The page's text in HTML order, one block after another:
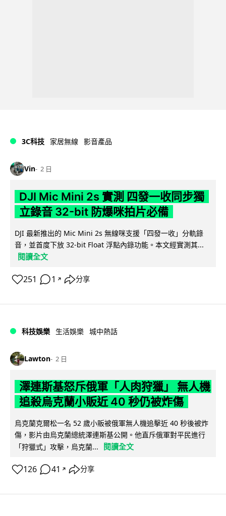
3C科技 家居無線 影音產品
Vin 2 日
DJI Mic Mini 2s 實測 四發一收同步獨
立錄音 32-bit 防爆咪拍片必備
DJI 最新推出的 Mic Mini 2s 無線咪支援「四發一收」分軌錄
音，並首度下放 32-bit Float 浮點內錄功能。本文經實測其...
閱讀全文
251 1 ↗ 分享
科技娛樂 生活娛樂 城中熱話
Lawton 2 日
澤連斯基怒斥俄軍「人肉狩獵」 無人機
追殺烏克蘭小販近 40 秒仍被炸傷
烏克蘭克爾松一名 52 歲小販被俄軍無人機追擊近 40 秒後被炸
傷，影片由烏克蘭總統澤連斯基公開。他直斥俄軍對平民進行
「狩獵式」攻擊，烏克蘭...
閱讀全文
126 41 ↗ 分享